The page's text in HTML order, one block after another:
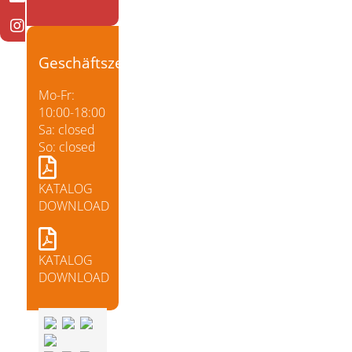
Geschäftszeiten
Mo-Fr:
10:00-18:00
Sa: closed
So: closed
KATALOG
DOWNLOAD
KATALOG
DOWNLOAD